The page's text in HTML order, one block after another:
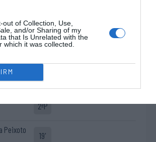
out of Collection, Use,
and/or Sharing of my
that Is Unrelated with the
which it was collected.
2ªP
2ªP
Timeout Itália
2ªP
Timeout Itália
Peixoto
19'